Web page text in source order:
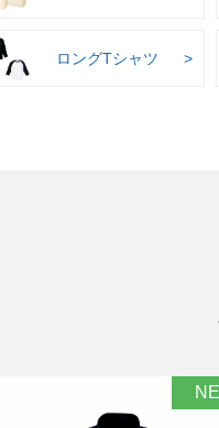
ロングTシャツ